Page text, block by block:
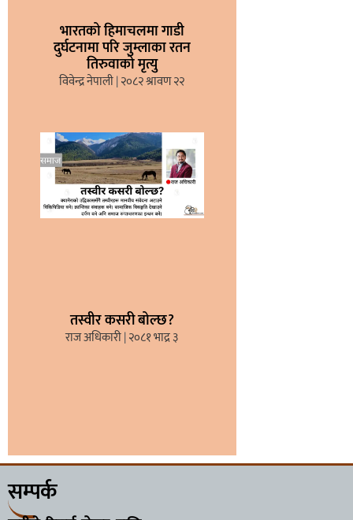
भारतको हिमाचलमा गाडी
दुर्घटनामा परि जुम्लाका रतन
तिरुवाको मृत्यु
विवेन्द्र नेपाली २०८२ श्रावण २२
तस्वीर कसरी बोल्छ?
राज अधिकारी २०८१ भाद्र ३
सम्पर्क